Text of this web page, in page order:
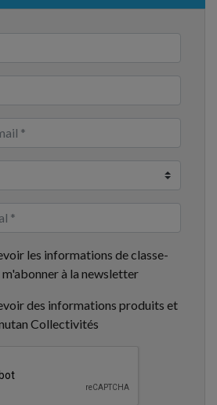
les informations de classe-
à la newsletter
des informations produits et
Collectivités